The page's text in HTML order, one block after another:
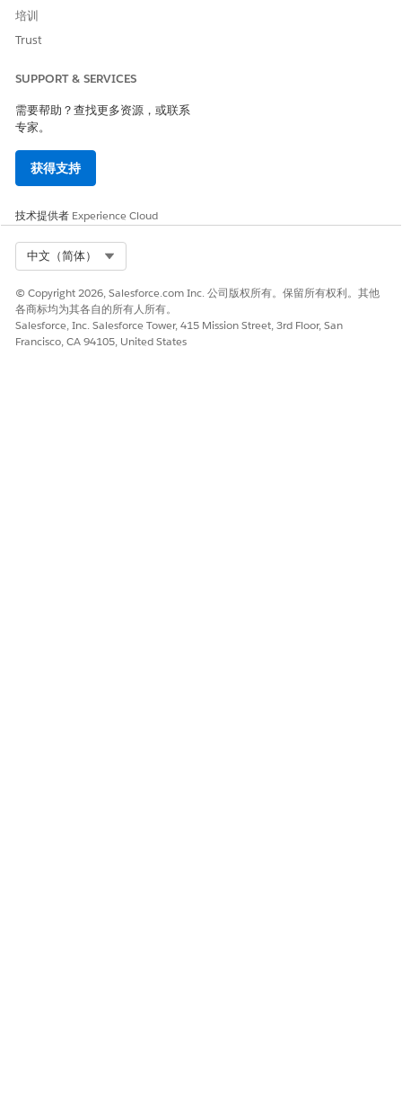
关键 (9.0–10.0)。
用户工作环境、用户简档和数据访问。
高风险
如果没有启用这些，敏感的 UI 组件数据将以未加密的状态缓存在用
户的本地磁盘上，而缺少硬 CDN 和严格的“记住我”逻辑会阻止组织
有效地隔离资源递送，并确保会话在浏览器关闭时失效。这种组合
提高了从共享硬件进行未经授权的数据收集和成功会话劫持尝试的
风险。
低风险或无风险
为了最大限度地减少性能下降和用户摩擦的风险，公司可以实施单
点登录 (SSO) 来简化频繁的重新身份验证过程，并实施严格的代码
优化来减少自定义组件的初始负载大小。此外，维护高带宽、低延
迟的网络基础设施可以部分抵消 CDN 驱动的交付和持久本地缓存的
培训
Trust
SUPPORT & SERVICES
需要帮助？查找更多资源，或联系
专家。
获得支持
技术提供者 Experience Cloud
中文（简体）
© Copyright 2026, Salesforce.com Inc. 公司版权所有。保留所有权利。其他
各商标均为其各自的所有人所有。
Salesforce, Inc. Salesforce Tower, 415 Mission Street, 3rd Floor, San
Francisco, CA 94105, United States